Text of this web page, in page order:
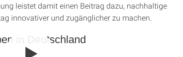
leistet damit einen Beitrag dazu, nachhaltige
innovativer und zugänglicher zu machen.
in Deutschland